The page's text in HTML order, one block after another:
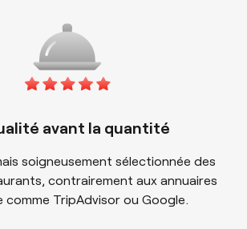
avant la quantité
soigneusement sélectionnée des
contrairement aux annuaires
comme TripAdvisor ou Google.